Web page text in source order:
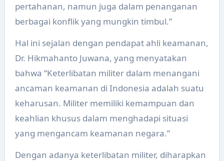
pertahanan, namun juga dalam penanganan
berbagai konflik yang mungkin timbul.”
Hal ini sejalan dengan pendapat ahli keamanan,
Dr. Hikmahanto Juwana, yang menyatakan
bahwa “Keterlibatan militer dalam menangani
ancaman keamanan di Indonesia adalah suatu
keharusan. Militer memiliki kemampuan dan
keahlian khusus dalam menghadapi situasi
yang mengancam keamanan negara.”
Dengan adanya keterlibatan militer, diharapkan